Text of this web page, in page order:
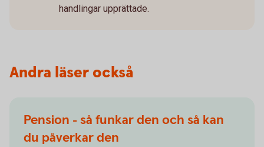
handlingar upprättade.
Andra läser också
Pension - så funkar den och så kan
du påverkar den